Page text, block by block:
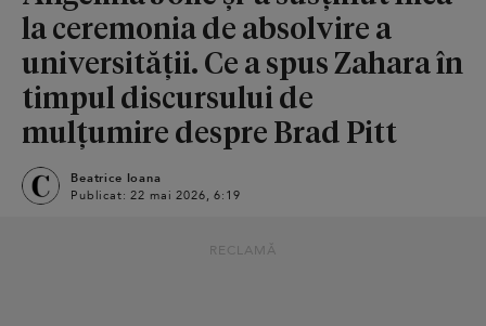
Smart
Sensibilă
Puternică
la ceremonia de absolvire a
universității. Ce a spus Zahara în
timpul discursului de
mulțumire despre Brad Pitt
Beatrice Ioana
Publicat: 22 mai 2026, 6:19
RECLAMĂ